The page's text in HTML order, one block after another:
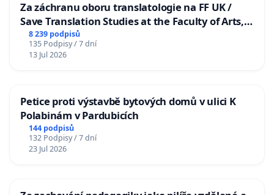
Za záchranu oboru translatologie na FF UK /
Save Translation Studies at the Faculty of Arts,
Charles University
8 239 podpisů
135 Podpisy / 7 dní
13 Jul 2026
Petice proti výstavbě bytových domů v ulici K
Polabinám v Pardubicích
144 podpisů
132 Podpisy / 7 dní
23 Jul 2026